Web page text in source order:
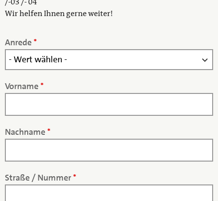
Wir helfen Ihnen gerne weiter!
Anrede*
Vorname*
Nachname*
Straße / Nummer*